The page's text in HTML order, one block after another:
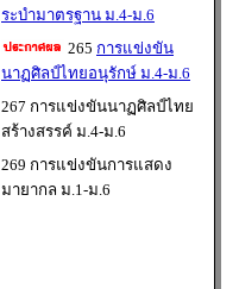
ระบำมาตรฐาน ม.4-ม.6
265 การแข่งขัน
นาฏศิลป์ไทยอนุรักษ์ ม.4-ม.6
267 การแข่งขันนาฏศิลป์ไทย
สร้างสรรค์ ม.4-ม.6
269 การแข่งขันการแสดง
มายากล ม.1-ม.6